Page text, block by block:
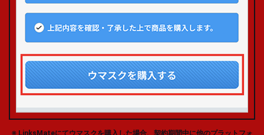
LinksMateにてウマスクを購入した場合、契約期間中に他のプラットフォ